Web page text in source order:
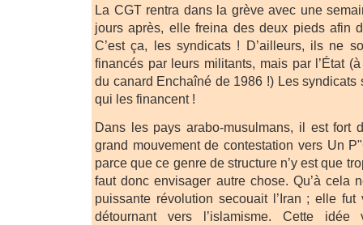
La CGT rentra dans la grève avec une
jours après, elle freina des deux pieds afin
C’est ça, les syndicats ! D’ailleurs, ils ne
financés par leurs militants, mais par l’État
du canard Enchaîné de 1986 !) Les syndicats
qui les financent !
Dans les pays arabo-musulmans, il est fort
grand mouvement de contestation vers Un
parce que ce genre de structure n’y est que
faut donc envisager autre chose. Qu’à cela
puissante révolution secouait l’Iran ; elle
détournant vers l’islamisme. Cette idée